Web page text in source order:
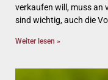
verkaufen will, muss an
sind wichtig, auch die
Weiter lesen »